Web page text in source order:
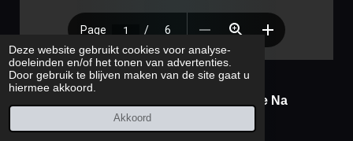
Deze website gebruikt cookies voor analyse-
doeleinden en/of het tonen van advertenties.
Door gebruik te blijven maken van de site gaat u
hiermee akkoord.
Akkoord
Servers R Evil Weer Online Na
Maanden Van Inactiviteit
PDF – 2,7 MB